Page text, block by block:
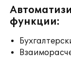
функции: